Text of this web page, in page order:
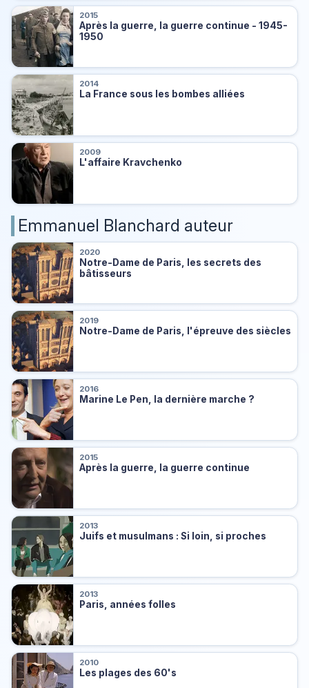
2015
Après la guerre, la guerre continue - 1945-
1950
2014
La France sous les bombes alliées
2009
L'affaire Kravchenko
Emmanuel Blanchard auteur
2020
Notre-Dame de Paris, les secrets des
bâtisseurs
2019
Notre-Dame de Paris, l'épreuve des siècles
2016
Marine Le Pen, la dernière marche ?
2015
Après la guerre, la guerre continue
2013
Juifs et musulmans : Si loin, si proches
2013
Paris, années folles
2010
Les plages des 60's